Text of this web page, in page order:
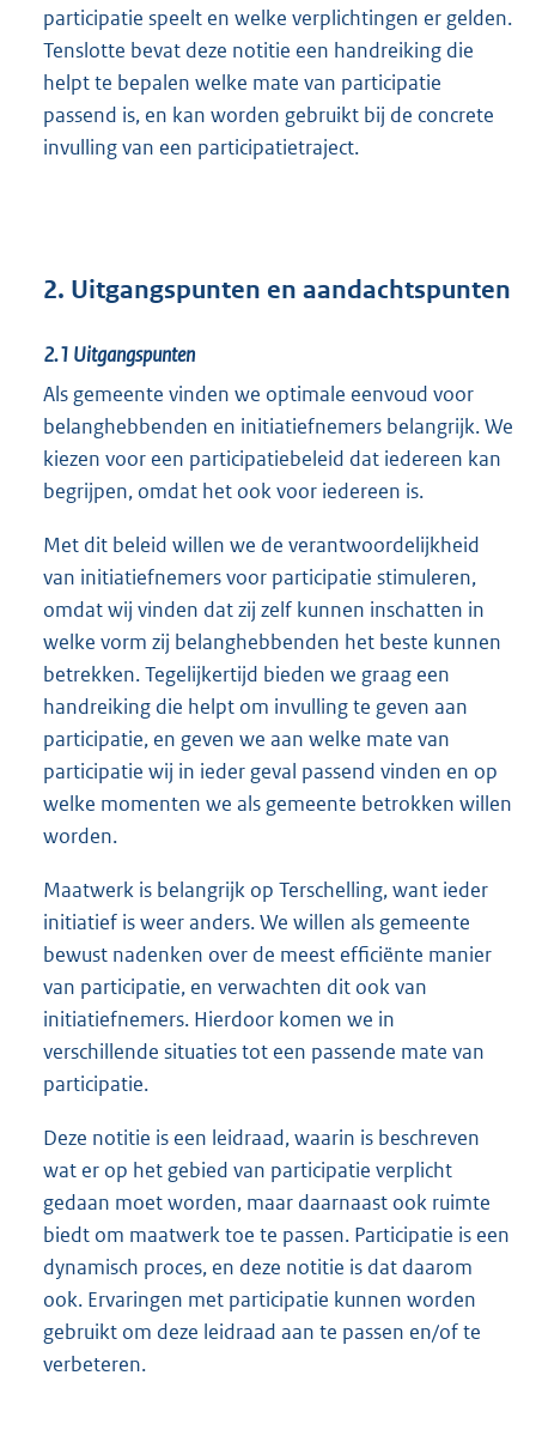
participatie speelt en welke verplichtingen er gelden.
Tenslotte bevat deze notitie een handreiking die
helpt te bepalen welke mate van participatie
passend is, en kan worden gebruikt bij de concrete
invulling van een participatietraject.
2. Uitgangspunten en aandachtspunten
2.1 Uitgangspunten
Als gemeente vinden we optimale eenvoud voor
belanghebbenden en initiatiefnemers belangrijk. We
kiezen voor een participatiebeleid dat iedereen kan
begrijpen, omdat het ook voor iedereen is.
Met dit beleid willen we de verantwoordelijkheid
van initiatiefnemers voor participatie stimuleren,
omdat wij vinden dat zij zelf kunnen inschatten in
welke vorm zij belanghebbenden het beste kunnen
betrekken. Tegelijkertijd bieden we graag een
handreiking die helpt om invulling te geven aan
participatie, en geven we aan welke mate van
participatie wij in ieder geval passend vinden en op
welke momenten we als gemeente betrokken willen
worden.
Maatwerk is belangrijk op Terschelling, want ieder
initiatief is weer anders. We willen als gemeente
bewust nadenken over de meest efficiënte manier
van participatie, en verwachten dit ook van
initiatiefnemers. Hierdoor komen we in
verschillende situaties tot een passende mate van
participatie.
Deze notitie is een leidraad, waarin is beschreven
wat er op het gebied van participatie verplicht
gedaan moet worden, maar daarnaast ook ruimte
biedt om maatwerk toe te passen. Participatie is een
dynamisch proces, en deze notitie is dat daarom
ook. Ervaringen met participatie kunnen worden
gebruikt om deze leidraad aan te passen en/of te
verbeteren.